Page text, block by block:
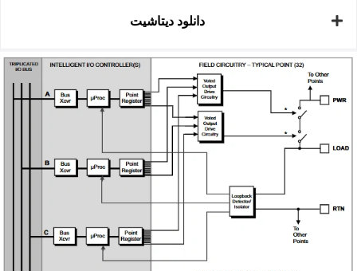
دانلود دیتاشیت